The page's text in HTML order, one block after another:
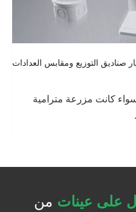
كانت مزرعة مترامية
على عينات من